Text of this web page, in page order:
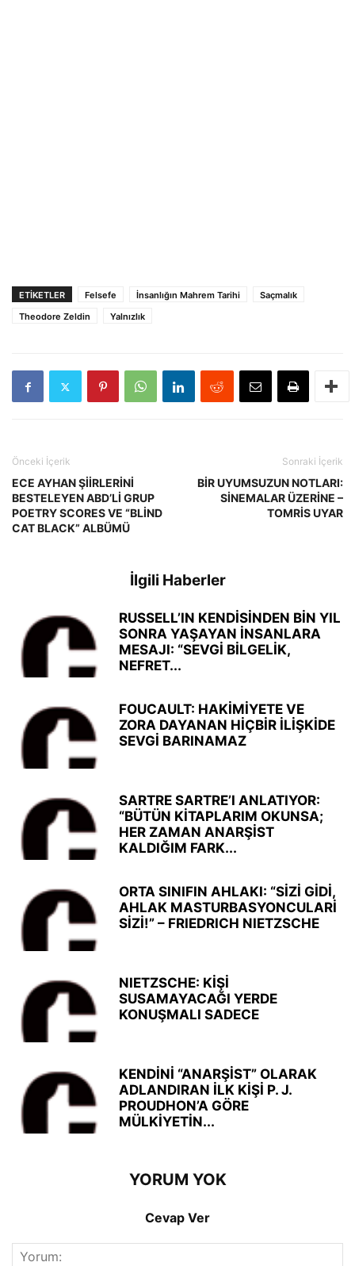
ETIKETLER Felsefe İnsanlığın Mahrem Tarihi
Saçmalık
Theodore Zeldin
Yalnızlık
Önceki İçerik
ECE AYHAN ŞİİRLERİNİ
BESTELEYEN ABD’Lİ GRUP
POETRY SCORES VE “BLİND
CAT BLACK” ALBÜMÜ
Sonraki İçerik
BİR UYUMSUZUN NOTLARI:
SİNEMALAR ÜZERİNE –
TOMRİS UYAR
İlgili Haberler
RUSSELL’IN KENDİSİNDEN BİN YIL
SONRA YAŞAYAN İNSANLARA
MESAJI: “SEVGİ BİLGELİK,
NEFRET...
FOUCAULT: HAKİMİYETE VE
ZORA DAYANAN HİÇBİR İLİŞKİDE
SEVGİ BARINAMAZ
SARTRE SARTRE’I ANLATIYOR:
“BÜTÜN KİTAPLARIM OKUNSA;
HER ZAMAN ANARŞİST
KALDIĞIM FARK...
ORTA SINIFIN AHLAKI: “SİZİ GİDİ,
AHLAK MASTURBASYONCULARİ
SİZİ!” – FRIEDRICH NIETZSCHE
NIETZSCHE: KİŞİ
SUSAMAYACAĞI YERDE
KONUŞMALI SADECE
KENDİNİ “ANARŞİST” OLARAK
ADLANDIRAN İLK KİŞİ P. J.
PROUDHON’A GÖRE
MÜLKİYETİN...
YORUM YOK
Cevap Ver